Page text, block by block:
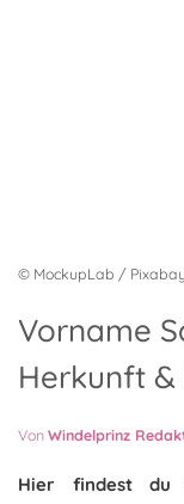
© MockupLab /
Vorname
Herkunft &
VonWindelprinz
Hier findest du